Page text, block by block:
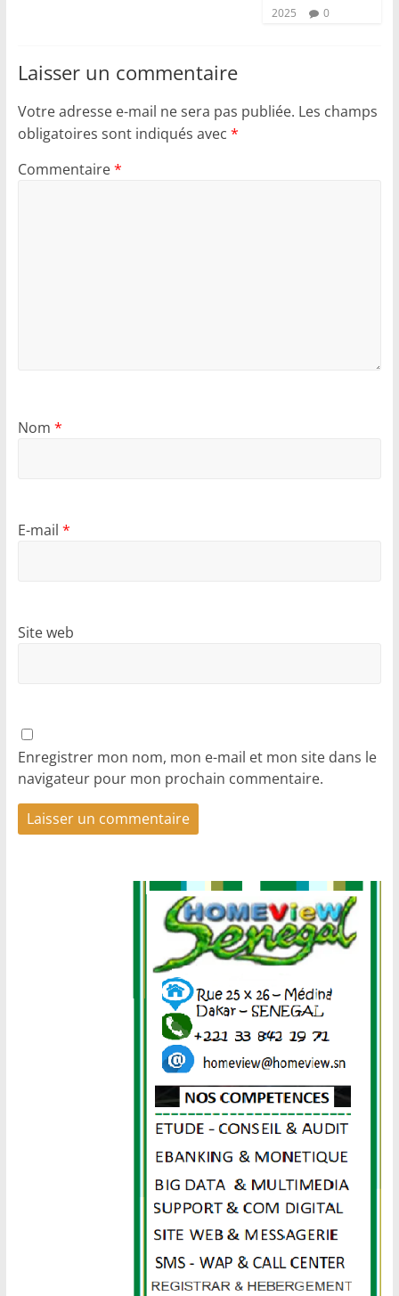
2025
0
Laisser un commentaire
Votre adresse e-mail ne sera pas publiée. Les champs
obligatoires sont indiqués avec *
Commentaire*
Nom *
E-mail *
Site web
Enregistrer mon nom, mon e-mail et mon site dans le
navigateur pour mon prochain commentaire.